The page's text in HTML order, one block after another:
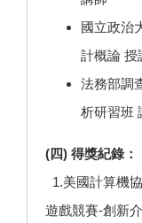
國立政治
計概論 授
法務部調
析研習班
(四) 得獎紀錄：
1.美國計算機
遊戲競賽-創新